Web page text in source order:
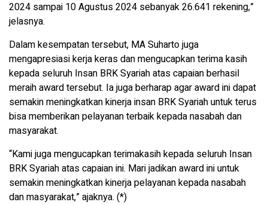
2024 sampai 10 Agustus 2024 sebanyak 26.641 rekening,”
jelasnya.
Dalam kesempatan tersebut, MA Suharto juga
mengapresiasi kerja keras dan mengucapkan terima kasih
kepada seluruh Insan BRK Syariah atas capaian berhasil
meraih award tersebut. Ia juga berharap agar award ini dapat
semakin meningkatkan kinerja insan BRK Syariah untuk terus
bisa memberikan pelayanan terbaik kepada nasabah dan
masyarakat.
“Kami juga mengucapkan terimakasih kepada seluruh Insan
BRK Syariah atas capaian ini. Mari jadikan award ini untuk
semakin meningkatkan kinerja pelayanan kepada nasabah
dan masyarakat,” ajaknya. (*)